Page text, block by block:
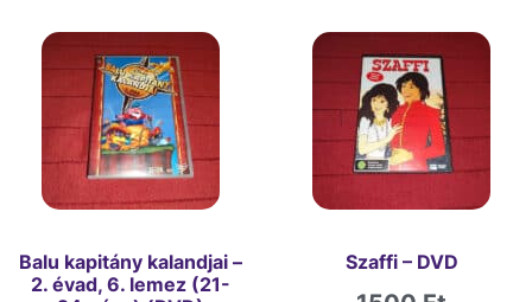
Balu kapitány kalandjai –
2. évad, 6. lemez (21-
Szaffi – DVD